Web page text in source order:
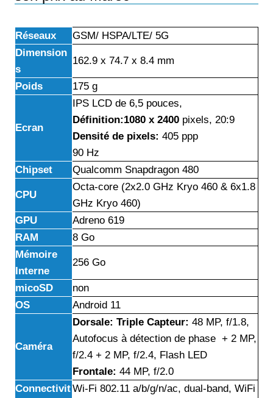
Réseaux
GSM/ HSPA/LTE/ 5G
Dimension
s
162.9 x 74.7 x 8.4 mm
Poids 175 g
Ecran
IPS LCD de 6,5 pouces,
Définition:1080 x 2400 pixels, 20:9
Densité de pixels: 405 ppp
90 Hz
Chipset
Qualcomm Snapdragon 480
CPU
Octa-core (2x2.0 GHz Kryo 460 & 6x1.8
GHz Kryo 460)
GPU
Adreno 619
RAM
8 Go
Mémoire
Interne
256 Go
micoSD
non
OS
Android 11
Caméra
Dorsale: Triple Capteur: 48 MP, f/1.8,
Autofocus à détection de phase + 2 MP,
f/2.4 + 2 MP, f/2.4, Flash LED
Frontale: 44 MP, f/2.0
ConnectivitWi-Fi 802.11 a/b/g/n/ac, dual-band, WiFi